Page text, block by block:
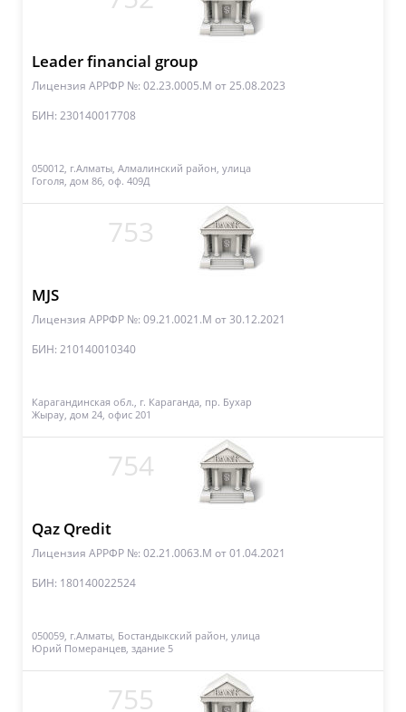
Leader financial group
Лицензия АРРФР №: 02.23.0005.M от 25.08.2023
БИН: 230140017708
050012, г.Алматы, Алмалинский район, улица
Гоголя, дом 86, оф. 409Д
753
MJS
Лицензия АРРФР №: 09.21.0021.М от 30.12.2021
БИН: 210140010340
Карагандинская обл., г. Караганда, пр. Бухар
Жырау, дом 24, офис 201
754
Qaz Qredit
Лицензия АРРФР №: 02.21.0063.М от 01.04.2021
БИН: 180140022524
050059, г.Алматы, Бостандыкский район, улица
Юрий Померанцев, здание 5
755